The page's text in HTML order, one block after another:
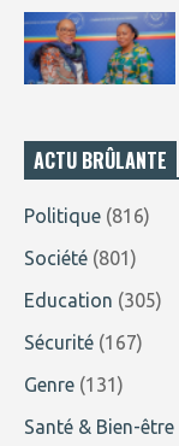
ACTU BRÛLANTE
Politique (816)
Société (801)
Education (305)
Sécurité (167)
Genre (131)
Santé & Bien-être